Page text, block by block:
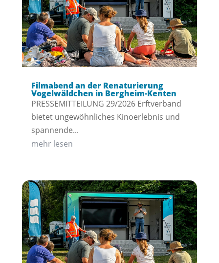
Filmabend an der Renaturierung
Vogelwäldchen in Bergheim-Kenten
PRESSEMITTEILUNG 29/2026 Erftverband
bietet ungewöhnliches Kinoerlebnis und
spannende...
mehr lesen